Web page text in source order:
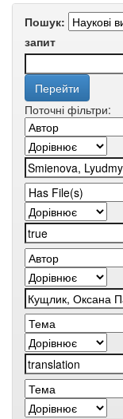
Пошук:
запит
Поточні фільтри: